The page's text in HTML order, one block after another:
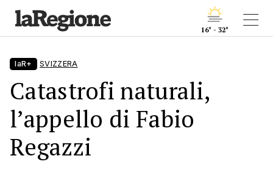
16° - 32°
laR+ SVIZZERA
Catastrofi naturali,
l’appello di Fabio
Regazzi